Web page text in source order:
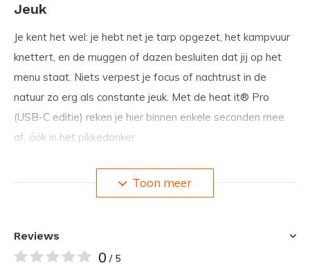
Jeuk
Je kent het wel: je hebt net je tarp opgezet, het kampvuur
knettert, en de muggen of dazen besluiten dat jij op het
menu staat. Niets verpest je focus of nachtrust in de
natuur zo erg als constante jeuk. Met de heat it® Pro
(USB-C editie) reken je hier binnen enkele seconden mee
af, óók in het pikkedonker.
De Pro-versie is de robuuste, luxere broer van de Classic.
Hij is speciaal ontworpen voor zwaar outdoor-gebruik,
draaisluiting en een geïntegreerd lampje. Zo ben je dag en
nacht voorbereid op vervelende steken!
Toon meer
Reviews
0 / 5